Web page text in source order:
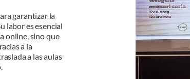
garantizar la
labor es esencial
online, sino que
a la
a las aulas